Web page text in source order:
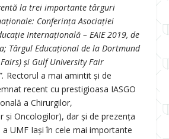
la trei importante târguri
Conferinţa Asociaţiei
Internaţională – EAIE 2019, de
Târgul Educațional de la Dortmund
și Gulf University Fair
Rectorul a mai amintit și de
recent cu prestigioasa IASGO
a Chirurgilor,
și Oncologilor), dar și de prezența
UMF Iași în cele mai importante